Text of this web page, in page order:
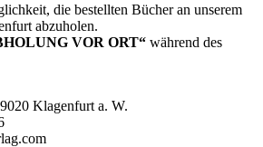
die bestellten Bücher an unserem
abzuholen.
VOR ORT“ während des
Klagenfurt a. W.